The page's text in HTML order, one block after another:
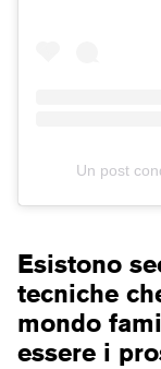
Un post
Esistono
tecniche
mondo
essere i